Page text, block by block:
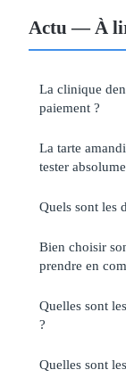
Actu — À
La clinique
paiement ?
La tarte
tester
Quels sont les
Bien choisir
prendre en
Quelles sont
?
Quelles sont